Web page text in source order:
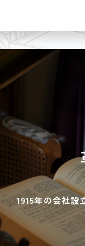
1915年の会社設